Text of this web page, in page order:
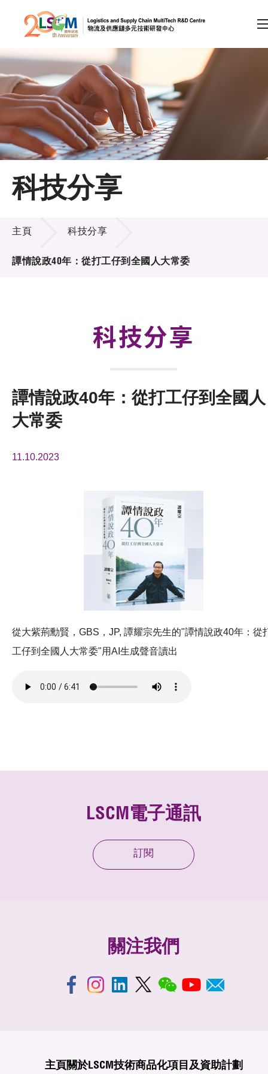
跳到內容（按回車鍵）
會員登入
A EN 繁 简
主頁
關於LSCM
技術商品化
項目及資助計劃
科技分享
科技分享
主頁 科技分享
譚情說政40年：從打工仔到全國人大常委
科技分享
譚情說政40年：從打工仔到全國人
大常委
11.10.2023
從大紫荊勳賢，GBS，JP, 譚耀宗先生的"譚情說政40年：從
工仔到全國人大常委"用AI生成聲音讀出
LSCM電子通訊
訂閱
關注我們
主頁 關於LSCM技術商品化項目及資助計劃